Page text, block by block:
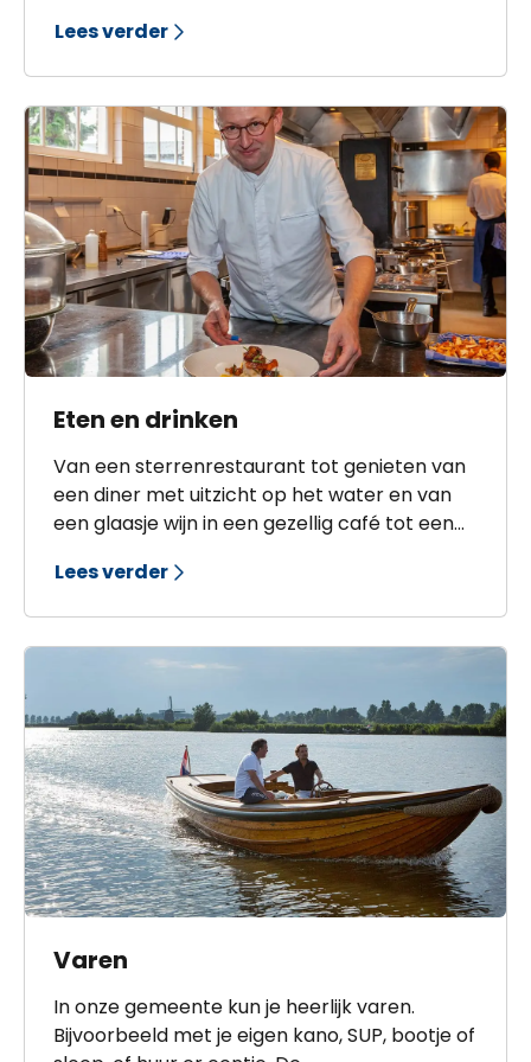
interessante expositie in het Gemaal of bij
Lees verder
Eten en drinken
Van een sterrenrestaurant tot genieten van
een diner met uitzicht op het water en van
een glaasje wijn in een gezellig café tot een
hebt gegarandeerd een heerlijke avond in de
Lees verder
Varen
In onze gemeente kun je heerlijk varen.
Bijvoorbeeld met je eigen kano, SUP, bootje of